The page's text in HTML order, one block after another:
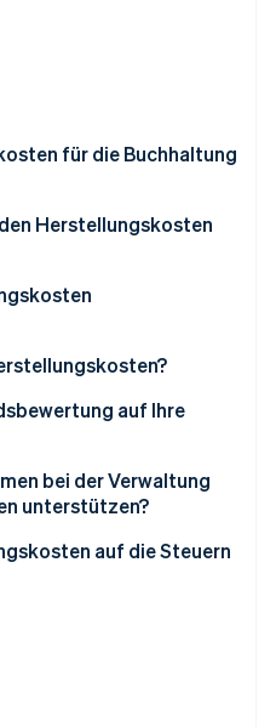
2026
für die Buchhaltung
Herstellungskosten
(F&E)
auf Ihre
bei der Verwaltung
unterstützen?
auf die Steuern